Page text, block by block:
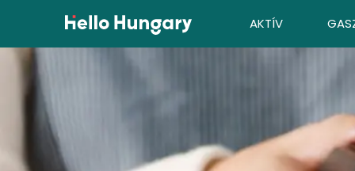
Ugrás a tartalomhoz AKTÍV